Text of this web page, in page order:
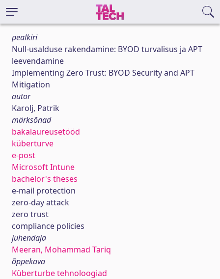
pealkiri
Null-usalduse rakendamine: BYOD turvalisus ja APT
leevendamine
Implementing Zero Trust: BYOD Security and APT
Mitigation
autor
Karolj, Patrik
märksõnad
bakalaureusetööd
küberturve
e-post
Microsoft Intune
bachelor's theses
e-mail protection
zero-day attack
zero trust
compliance policies
juhendaja
Meeran, Mohammad Tariq
õppekava
Küberturbe tehnoloogiad